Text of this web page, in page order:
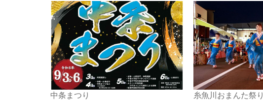
中条まつり 糸魚川おまんた祭り